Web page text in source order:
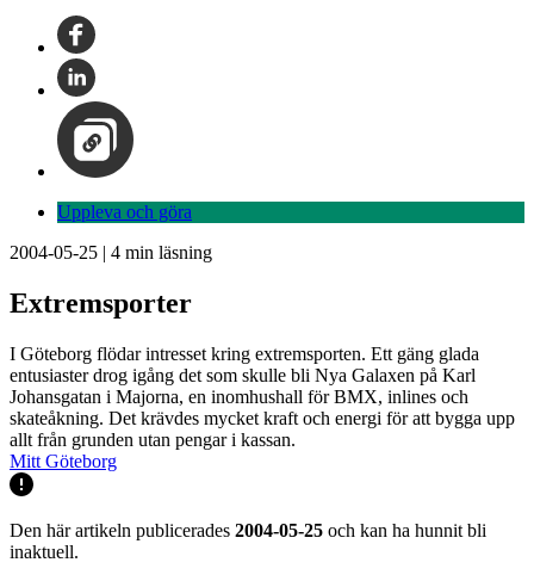
Uppleva och göra
2004-05-25 | 4 min läsning
Extremsporter
I Göteborg flödar intresset kring extremsporten. Ett gäng glada
entusiaster drog igång det som skulle bli Nya Galaxen på Karl
Johansgatan i Majorna, en inomhushall för BMX, inlines och
skateåkning. Det krävdes mycket kraft och energi för att bygga upp
allt från grunden utan pengar i kassan.
Mitt Göteborg
Den här artikeln publicerades 2004-05-25 och kan ha hunnit bli
inaktuell.